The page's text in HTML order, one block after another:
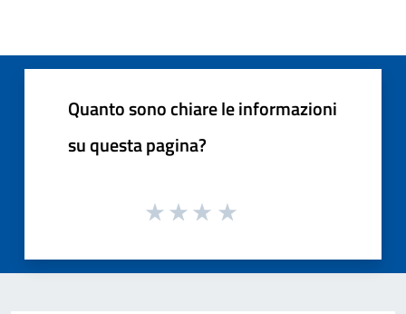
Quanto sono chiare le informazioni
su questa pagina?